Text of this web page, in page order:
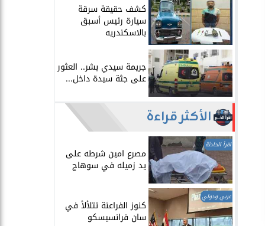
​كشف حقيقة سرقة
سيارة رئيس أسبق
بالاسكندريه
​جريمة سيدي بشر.. العثور
على جثة سيدة داخل...
الأكثر قراءة
اقرأ الحادثة
مصرع امين شرطه على
يد زميله في سوهاج
عربي ودولي
​كنوز الفراعنة تتلألأ في
سان فرانسيسكو